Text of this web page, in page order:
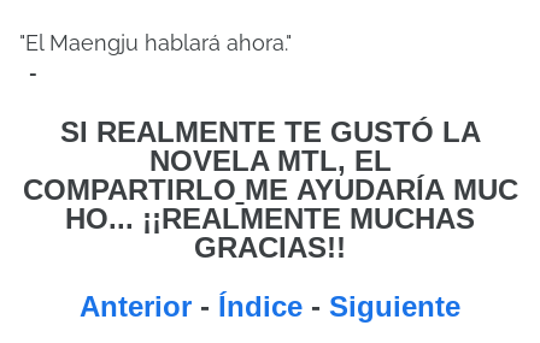
"El Maengju hablará ahora."
-
SI REALMENTE TE GUSTÓ LA
NOVELA MTL, EL
COMPARTIRLO ME AYUDARÍA MUC
HO... ¡¡REALMENTE MUCHAS
GRACIAS!!
Anterior - Índice - Siguiente